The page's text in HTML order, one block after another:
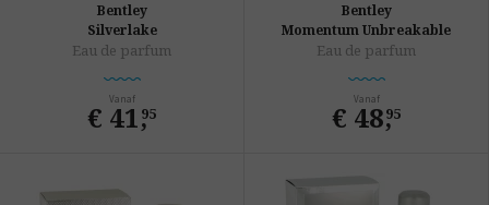
Bentley
Silverlake
Eau de parfum
Vanaf
€ 41,
95
Bentley
Momentum Unbreakable
Eau de parfum
Vanaf
€ 48,
95